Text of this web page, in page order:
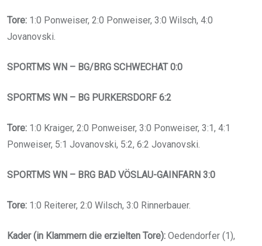
Tore: 1:0 Ponweiser, 2:0 Ponweiser, 3:0 Wilsch, 4:0
Jovanovski.
SPORTMS WN – BG/BRG SCHWECHAT 0:0
SPORTMS WN – BG PURKERSDORF 6:2
Tore: 1:0 Kraiger, 2:0 Ponweiser, 3:0 Ponweiser, 3:1, 4:1
Ponweiser, 5:1 Jovanovski, 5:2, 6:2 Jovanovski.
SPORTMS WN – BRG BAD VÖSLAU-GAINFARN 3:0
Tore: 1:0 Reiterer, 2:0 Wilsch, 3:0 Rinnerbauer.
Kader (in Klammern die erzielten Tore): Oedendorfer (1),